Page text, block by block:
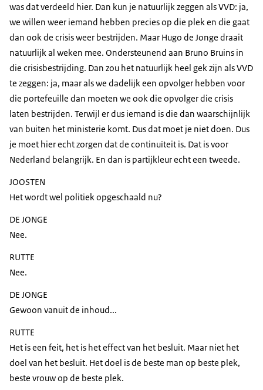
was dat verdeeld hier. Dan kun je natuurlijk zeggen als VVD: ja,
we willen weer iemand hebben precies op die plek en die gaat
dan ook de crisis weer bestrijden. Maar Hugo de Jonge draait
natuurlijk al weken mee. Ondersteunend aan Bruno Bruins in
die crisisbestrijding. Dan zou het natuurlijk heel gek zijn als VVD
te zeggen: ja, maar als we dadelijk een opvolger hebben voor
die portefeuille dan moeten we ook die opvolger die crisis
laten bestrijden. Terwijl er dus iemand is die dan waarschijnlijk
van buiten het ministerie komt. Dus dat moet je niet doen. Dus
je moet hier echt zorgen dat de continuïteit is. Dat is voor
Nederland belangrijk. En dan is partijkleur echt een tweede.
JOOSTEN
Het wordt wel politiek opgeschaald nu?
DE JONGE
Nee.
RUTTE
Nee.
DE JONGE
Gewoon vanuit de inhoud...
RUTTE
Het is een feit, het is het effect van het besluit. Maar niet het
doel van het besluit. Het doel is de beste man op beste plek,
beste vrouw op de beste plek.